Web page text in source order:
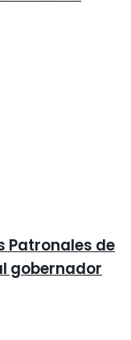
Patronales de
gobernador